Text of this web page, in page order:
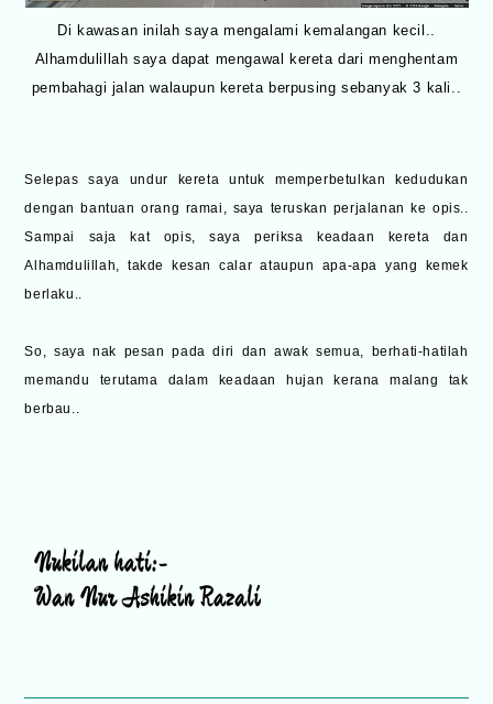
Di kawasan inilah saya mengalami kemalangan kecil..
Alhamdulillah saya dapat mengawal kereta dari menghentam
pembahagi jalan walaupun kereta berpusing sebanyak 3 kali..
Selepas saya undur kereta untuk memperbetulkan kedudukan
dengan bantuan orang ramai, saya teruskan perjalanan ke opis..
Sampai saja kat opis, saya periksa keadaan kereta dan
Alhamdulillah, takde kesan calar ataupun apa-apa yang kemek
berlaku..
So, saya nak pesan pada diri dan awak semua, berhati-hatilah
memandu terutama dalam keadaan hujan kerana malang tak
berbau..